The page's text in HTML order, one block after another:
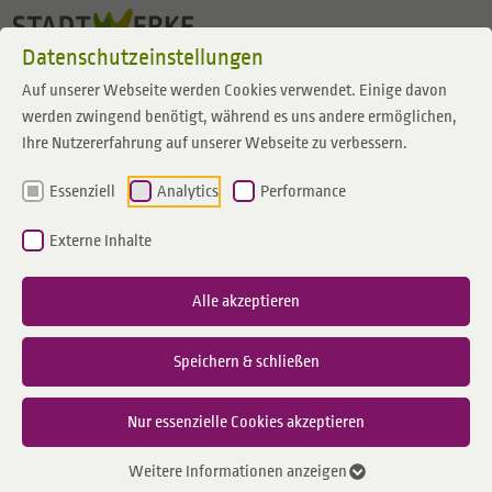
Datenschutzeinstellungen
Auf unserer Webseite werden Cookies verwendet. Einige davon
werden zwingend benötigt, während es uns andere ermöglichen,
Ihre Nutzererfahrung auf unserer Webseite zu verbessern.
Essenziell Analytics Performance
Externe Inhalte
Alle akzeptieren
Speichern & schließen
Nur essenzielle Cookies akzeptieren
Weitere Informationen anzeigen
Zum Inhalt springen